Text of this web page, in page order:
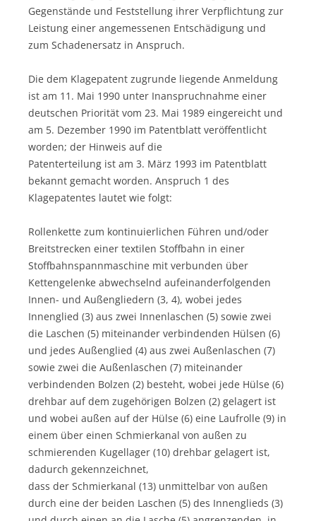
Gegenstände und Feststellung ihrer Verpflichtung zur
Leistung einer angemessenen Entschädigung und
zum Schadenersatz in Anspruch.
Die dem Klagepatent zugrunde liegende Anmeldung
ist am 11. Mai 1990 unter Inanspruchnahme einer
deutschen Priorität vom 23. Mai 1989 eingereicht und
am 5. Dezember 1990 im Patentblatt veröffentlicht
worden; der Hinweis auf die
Patenterteilung ist am 3. März 1993 im Patentblatt
bekannt gemacht worden. Anspruch 1 des
Klagepatentes lautet wie folgt:
Rollenkette zum kontinuierlichen Führen und/oder
Breitstrecken einer textilen Stoffbahn in einer
Stoffbahnspannmaschine mit verbunden über
Kettengelenke abwechselnd aufeinanderfolgenden
Innen- und Außengliedern (3, 4), wobei jedes
Innenglied (3) aus zwei Innenlaschen (5) sowie zwei
die Laschen (5) miteinander verbindenden Hülsen (6)
und jedes Außenglied (4) aus zwei Außenlaschen (7)
sowie zwei die Außenlaschen (7) miteinander
verbindenden Bolzen (2) besteht, wobei jede Hülse (6)
drehbar auf dem zugehörigen Bolzen (2) gelagert ist
und wobei außen auf der Hülse (6) eine Laufrolle (9) in
einem über einen Schmierkanal von außen zu
schmierenden Kugellager (10) drehbar gelagert ist,
dadurch gekennzeichnet,
dass der Schmierkanal (13) unmittelbar von außen
durch eine der beiden Laschen (5) des Innenglieds (3)